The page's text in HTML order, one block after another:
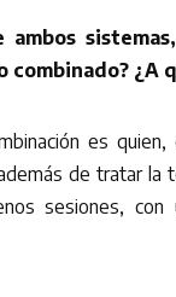
¿A
es
de tratar la
sesiones, con